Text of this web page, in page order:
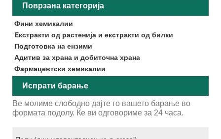
Поврзана категорија
Фини хемикалии
Екстракти од растенија и екстракти од билки
Подготовка на ензими
Адитив за храна и добиточна храна
Фармацевтски хемикалии
Испрати барање
Ве молиме слободно дајте го вашето барање во
формата подолу. Ќе ви одговориме за 24 часа.